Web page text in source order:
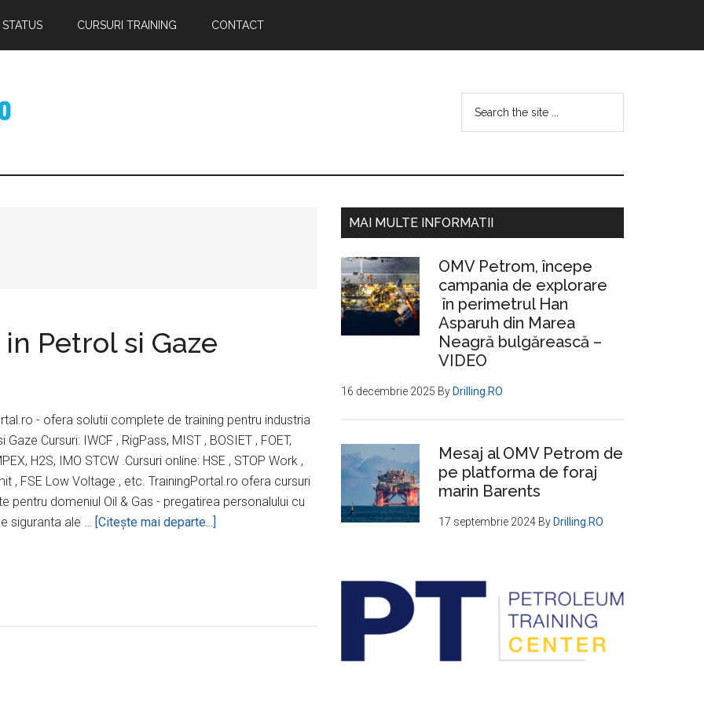
STATUS CURSURI TRAINING CONTACT
Petrol si Gaze
- ofera solutii complete de training pentru industria
Gaze Cursuri: IWCF , RigPass, MIST , BOSIET , FOET,
H2S, IMO STCW .Cursuri online: HSE , STOP Work ,
, FSE Low Voltage , etc. TrainingPortal.ro ofera cursuri
pentru domeniul Oil & Gas - pregatirea personalului cu
siguranta ale … [Citeşte mai departe...]
Bara
MAI MULTE INFORMATII
OMV Petrom, începe
campania de explorare
în perimetrul Han
Asparuh din Marea
Neagră bulgărească –
VIDEO
16 decembrie 2025 By Drilling.RO
Mesaj al OMV Petrom de
pe platforma de foraj
marin Barents
17 septembrie 2024 By Drilling.RO